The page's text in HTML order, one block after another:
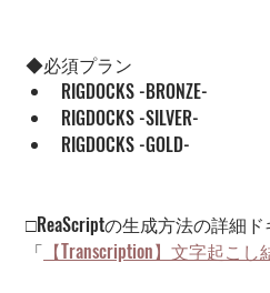
◆必須プラン
RIGDOCKS -BRONZE-
RIGDOCKS -SILVER-
RIGDOCKS -GOLD-
□ReaScriptの生成方法の詳細
「 【Transcription】文字起こ